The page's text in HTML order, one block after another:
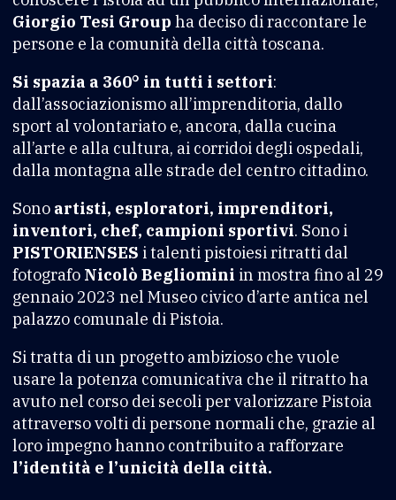
Giorgio Tesi Group ha deciso di raccontare le
persone e la comunità della città toscana.
Si spazia a 360° in tutti i settori:
dall’associazionismo all’imprenditoria, dallo
sport al volontariato e, ancora, dalla cucina
all’arte e alla cultura, ai corridoi degli ospedali,
dalla montagna alle strade del centro cittadino.
Sono artisti, esploratori, imprenditori,
inventori, chef, campioni sportivi. Sono i
PISTORIENSES i talenti pistoiesi ritratti dal
fotografo Nicolò Begliomini in mostra fino al 29
gennaio 2023 nel Museo civico d’arte antica nel
palazzo comunale di Pistoia.
Si tratta di un progetto ambizioso che vuole
usare la potenza comunicativa che il ritratto ha
avuto nel corso dei secoli per valorizzare Pistoia
attraverso volti di persone normali che, grazie al
loro impegno hanno contribuito a rafforzare
l’identità e l’unicità della città.